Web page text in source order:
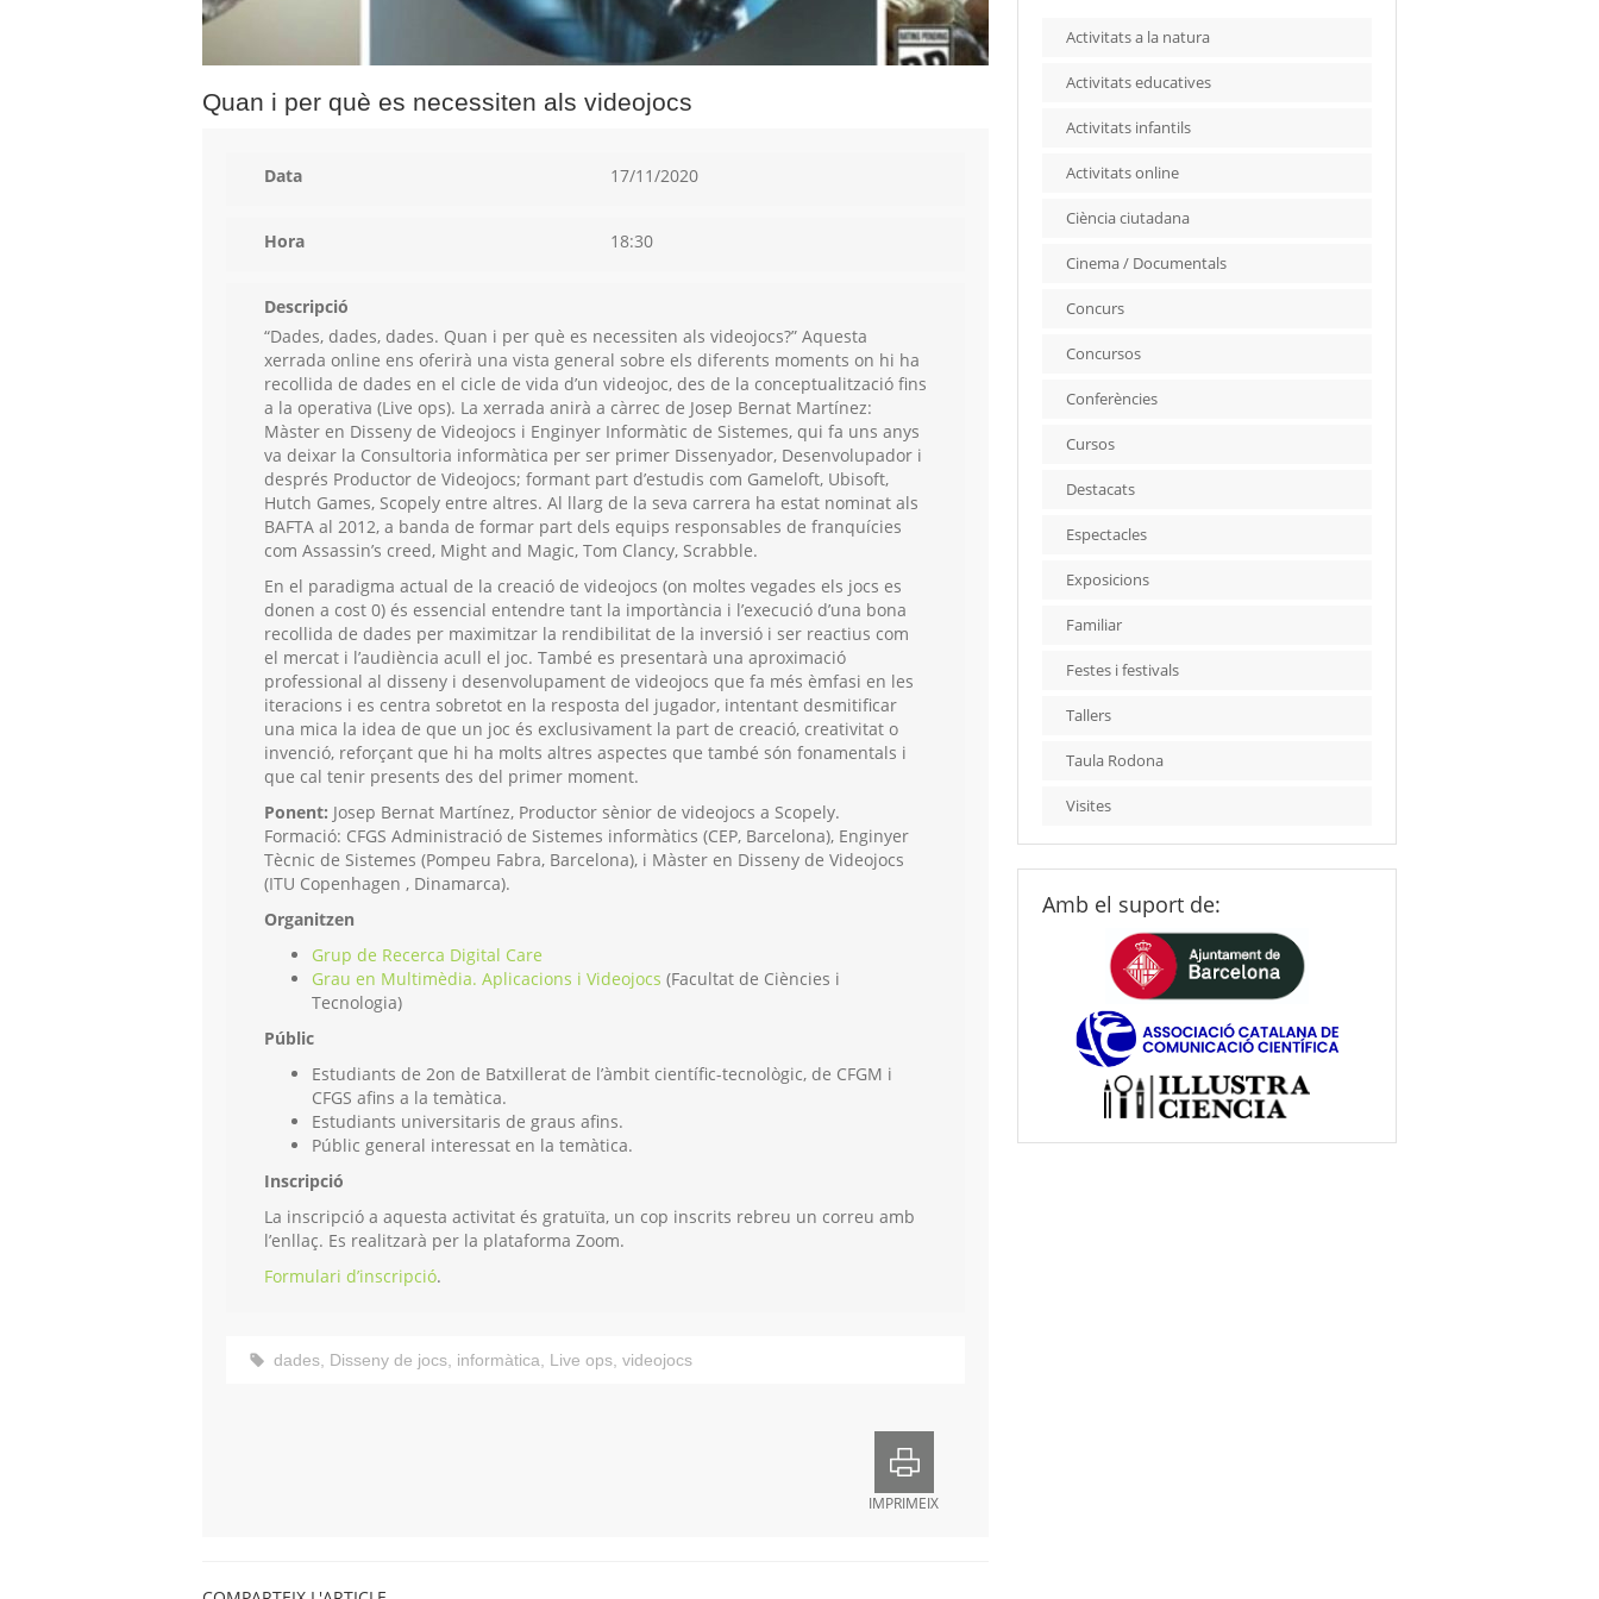
Quan i per què es necessiten als videojocs
Data 17/11/2020
Hora 18:30
Descripció
“Dades, dades, dades. Quan i per què es necessiten als videojocs?” Aquesta
xerrada online ens oferirà una vista general sobre els diferents moments on hi ha
recollida de dades en el cicle de vida d’un videojoc, des de la conceptualització fins
a la operativa (Live ops). La xerrada anirà a càrrec de Josep Bernat Martínez:
Màster en Disseny de Videojocs i Enginyer Informàtic de Sistemes, qui fa uns anys
va deixar la Consultoria informàtica per ser primer Dissenyador, Desenvolupador i
després Productor de Videojocs; formant part d’estudis com Gameloft, Ubisoft,
Hutch Games, Scopely entre altres. Al llarg de la seva carrera ha estat nominat als
BAFTA al 2012, a banda de formar part dels equips responsables de franquícies
com Assassin’s creed, Might and Magic, Tom Clancy, Scrabble.
En el paradigma actual de la creació de videojocs (on moltes vegades els jocs es
donen a cost 0) és essencial entendre tant la importància i l’execució d’una bona
recollida de dades per maximitzar la rendibilitat de la inversió i ser reactius com
el mercat i l’audiència acull el joc. També es presentarà una aproximació
professional al disseny i desenvolupament de videojocs que fa més èmfasi en les
iteracions i es centra sobretot en la resposta del jugador, intentant desmitificar
una mica la idea de que un joc és exclusivament la part de creació, creativitat o
invenció, reforçant que hi ha molts altres aspectes que també són fonamentals i
que cal tenir presents des del primer moment.
Ponent: Josep Bernat Martínez, Productor sènior de videojocs a Scopely.
Formació: CFGS Administració de Sistemes informàtics (CEP, Barcelona), Enginyer
Tècnic de Sistemes (Pompeu Fabra, Barcelona), i Màster en Disseny de Videojocs
(ITU Copenhagen , Dinamarca).
Organitzen
Grup de Recerca Digital Care
Grau en Multimèdia. Aplicacions i Videojocs (Facultat de Ciències i
Tecnologia)
Públic
Estudiants de 2on de Batxillerat de l’àmbit científic-tecnològic, de CFGM i
CFGS afins a la temàtica.
Estudiants universitaris de graus afins.
Públic general interessat en la temàtica.
Inscripció
La inscripció a aquesta activitat és gratuïta, un cop inscrits rebreu un correu amb
l’enllaç. Es realitzarà per la plataforma Zoom.
Formulari d’inscripció.
dades, Disseny de jocs, informàtica, Live ops, videojocs
IMPRIMEIX
Activitats a la natura
Activitats educatives
Activitats infantils
Activitats online
Ciència ciutadana
Cinema / Documentals
Concurs
Concursos
Conferències
Cursos
Destacats
Espectacles
Exposicions
Familiar
Festes i festivals
Tallers
Taula Rodona
Visites
Amb el suport de: